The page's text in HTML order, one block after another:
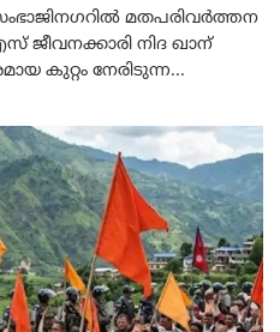
മതപരിവർത്തന
ജീവനക്കാരി നിദ ഖാന്
കുറ്റം നേരിടുന്ന...